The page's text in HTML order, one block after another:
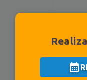
calendar_month